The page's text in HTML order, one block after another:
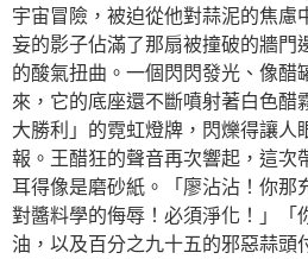
宇宙冒險，被迫從他對蒜泥的焦慮
妄的影子佔滿了那扇被撞破的牆門
的酸氣扭曲。一個閃閃發光、像醋
來，它的底座還不斷噴射著白色醋
大勝利」的霓虹燈牌，閃爍得讓人
報。王醋狂的聲音再次響起，這次
耳得像是磨砂紙。「廖沾沾！你那
對醬料學的侮辱！必須淨化！」「
油，以及百分之九十五的邪惡蒜頭